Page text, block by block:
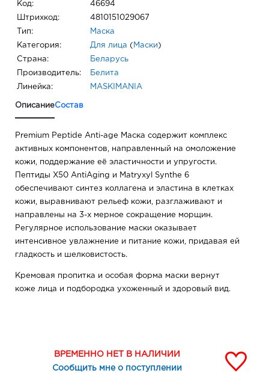
Код: 46694
Штрихкод: 4810151029067
Тип: Маска
Категория: Для лица ( Маски )
Страна: Беларусь
Производитель: Белита
Линейка: MASKIMANIA
ОписаниеСостав
Premium Peptide Anti-age Маска содержит комплекс
активных компонентов, направленный на омоложение
кожи, поддержание её эластичности и упругости.
Пептиды X50 AntiAging и Matryxyl Synthe 6
обеспечивают синтез коллагена и эластина в клетках
кожи, выравнивают рельеф кожи, разглаживают и
направлены на 3-х мерное сокращение морщин.
Регулярное использование маски оказывает
интенсивное увлажнение и питание кожи, придавая ей
гладкость и шелковистость.
Кремовая пропитка и особая форма маски вернут
коже лица и подбородка ухоженный и здоровый вид.
ВРЕМЕННО НЕТ В НАЛИЧИИ
Сообщить мне о поступлении